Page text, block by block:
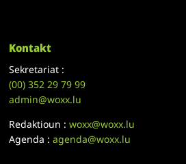
Kontakt
Sekretariat :
(00)352 29 79 99
admin@woxx.lu
Redaktioun :woxx@woxx.lu
Agenda :agenda@woxx.lu